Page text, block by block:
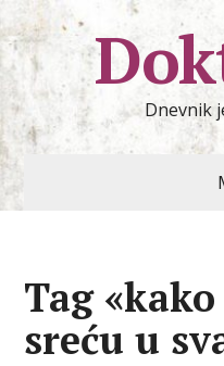
Dnevnik
Tag
sreću u